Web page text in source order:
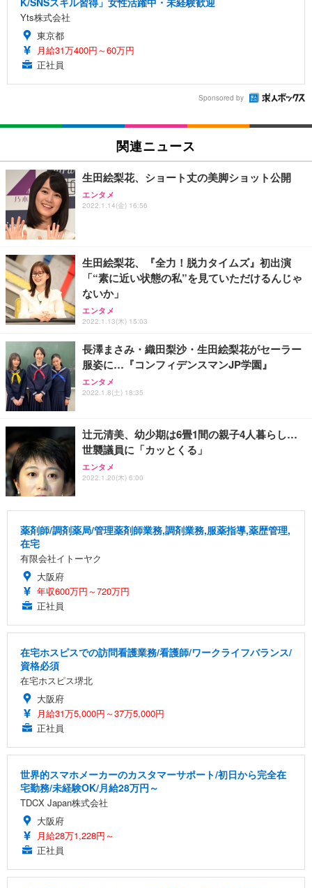
Yts株式会社
東京都
月給31万400円～60万円
正社員
Sponsored by
関連ニュース
生田絵梨花、ショート丈の美脚ショット公開
エンタメ
2022.1.14(金) 16:56
生田絵梨花、『全力！脱力タイムズ』初出演
「“素に近い状態の私”を見ていただけるんじゃ
ないか」
エンタメ
2022.1.13(木) 15:03
長澤まさみ・織田梨沙・生田絵梨花がセーラー
服姿に…『コンフィデンスマンJP学園』
エンタメ
2022.1.8(土) 18:35
辻元清美、幼少期は6畳1間の親子4人暮らし…
世襲議員に「カッとくる」
エンタメ
2022.1.20(木) 6:00
薬剤師/調剤薬局/管理薬剤師業務,調剤業務,服薬指導,薬歴管理,
在宅
有限会社イトーヤク
大阪府
年収600万円～720万円
正社員
在宅ホスピスでの訪問看護業務/看護師/ワークライフバランス/
資格必須
在宅ホスピス堺北
大阪府
月給31万5,000円～37万5,000円
正社員
世界的スマホメーカーのカスタマーサポート/初日から完全在
宅勤務/未経験OK/月給28万円～
TDCX Japan株式会社
大阪府
月給28万1,228円～
正社員